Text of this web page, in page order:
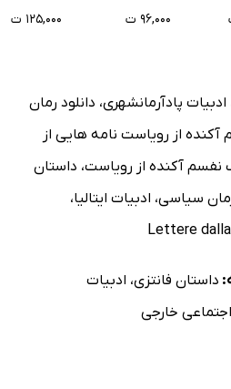
۹۶,۰۰۰ ت
۱۲۵,۰۰۰ ت
ادبیات پادآرمانشهری، دانلود رمان
از رویاست نامه هایی از
نفسم آکنده از رویاست، داستان
سیاسی، ادبیات ایتالیا،
Lettere
داستان فانتزی، ادبیات
اجتماعی خارجی